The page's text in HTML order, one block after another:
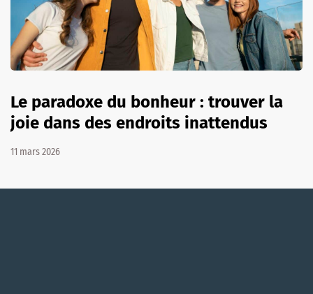
Le paradoxe du bonheur : trouver la
joie dans des endroits inattendus
11 mars 2026